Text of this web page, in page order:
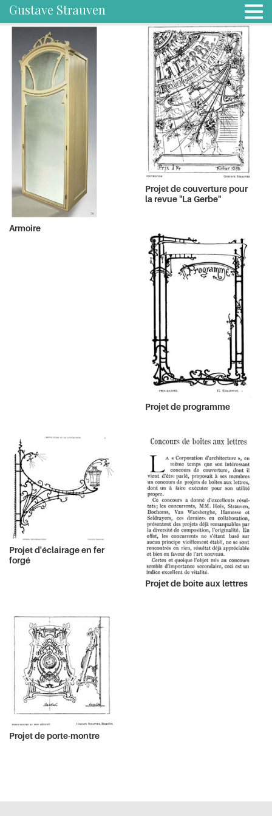
Gustave Strauven
Armoire
Projet de couverture pour
la revue "La Gerbe"
Projet de programme
Projet d'éclairage en fer
forgé
Projet de boite aux lettres
Projet de porte-montre